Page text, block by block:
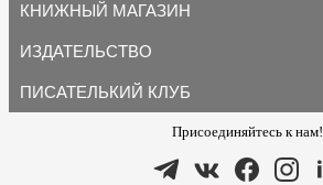
КНИЖНЫЙ МАГАЗИН
ИЗДАТЕЛЬСТВО
ПИСАТЕЛЬКИЙ КЛУБ
Присоединяйтесь к нам!